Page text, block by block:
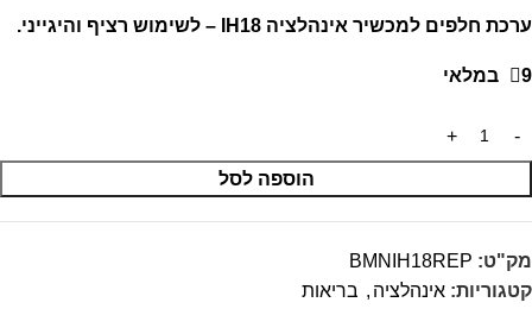
ערכת חלפים למכשיר אינהלציה IH18 – לשימוש רציף והיגייני.
9 במלאי
הוספה לסל
מק"ט: BMNIH18REP
קטגוריות: אינהלציה , בריאות